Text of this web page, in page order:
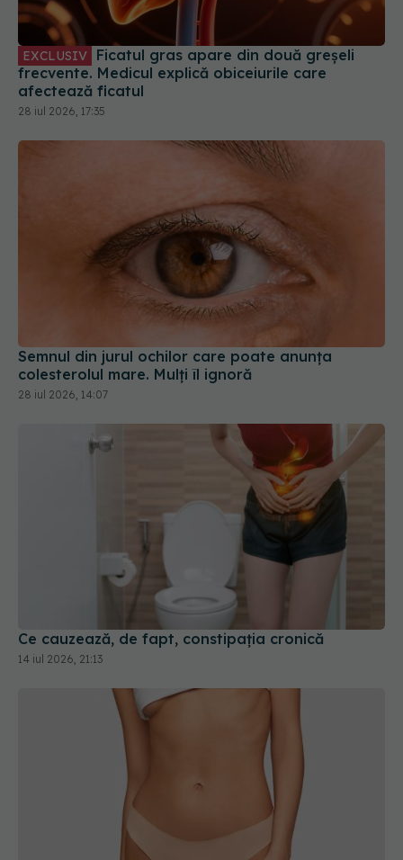
EXCLUSIV Ficatul gras apare din două greșeli
frecvente. Medicul explică obiceiurile care
afectează ficatul
28 iul 2026, 17:35
Semnul din jurul ochilor care poate anunța
colesterolul mare. Mulți îl ignoră
28 iul 2026, 14:07
Ce cauzează, de fapt, constipația cronică